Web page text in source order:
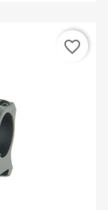
favorite_border